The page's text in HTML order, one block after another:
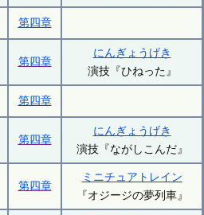
第四章
第四章
にんぎょうげき
演技『ひねった』
第四章
第四章
にんぎょうげき
演技『ながしこんだ』
第四章
ミニチュアトレイン
『オジージの夢列車』